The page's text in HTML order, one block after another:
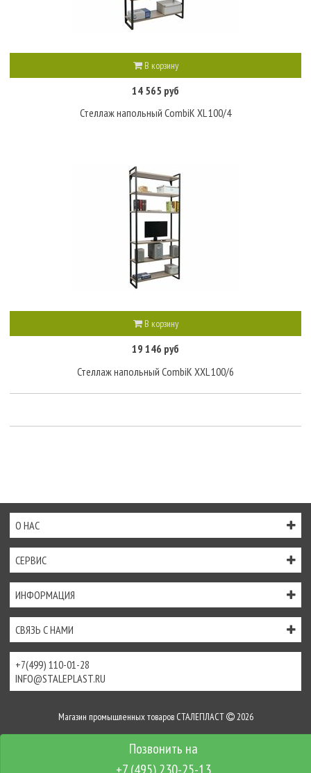
В корзину
14 565 руб
Стеллаж напольный CombiK XL 100/4
В корзину
19 146 руб
Стеллаж напольный CombiK XXL 100/6
О НАС
СЕРВИС
ИНФОРМАЦИЯ
СВЯЗЬ С НАМИ
+7(499) 110-01-28
INFO@STALEPLAST.RU
Магазин промышленных товаров СТАЛЕПЛАСТ 2026
Интернет-магазин создан наInSales